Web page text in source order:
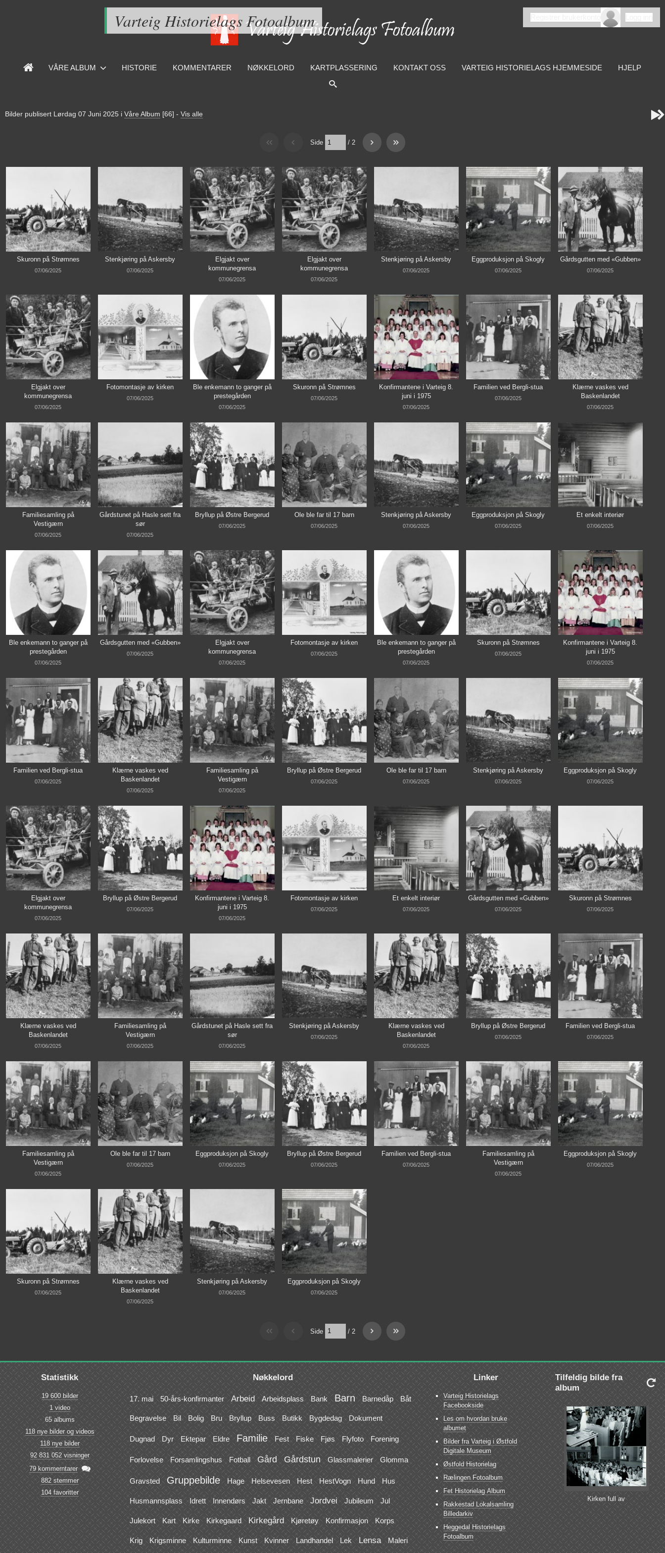
Varteig Historielags Fotoalbum
VÅRE ALBUM HISTORIE KOMMENTARER NØKKELORD KARTPLASSERING KONTAKT OSS VARTEIG HISTORIELAGS HJEMMESIDE HJELP
Bilder publisert Lørdag 07 Juni 2025 i Våre Album [66] - Vis alle 
Side / 2
Skuronn på Strømnes
07/06/2025
Stenkjøring på Askersby
07/06/2025
Elgjakt over
kommunegrensa
07/06/2025
Elgjakt over
kommunegrensa
07/06/2025
Stenkjøring på Askersby
07/06/2025
Eggproduksjon på Skogly
07/06/2025
Gårdsgutten med «Gubben»
07/06/2025
Elgjakt over
kommunegrensa
07/06/2025
Fotomontasje av kirken
07/06/2025
Ble enkemann to ganger på
prestegården
07/06/2025
Skuronn på Strømnes
07/06/2025
Konfirmantene i Varteig 8.
juni i 1975
07/06/2025
Familien ved Bergli-stua
07/06/2025
Klærne vaskes ved
Baskenlandet
07/06/2025
Familiesamling på
Vestigærn
07/06/2025
Gårdstunet på Hasle sett fra
sør
07/06/2025
Bryllup på Østre Bergerud
07/06/2025
Ole ble far til 17 barn
07/06/2025
Stenkjøring på Askersby
07/06/2025
Eggproduksjon på Skogly
07/06/2025
Et enkelt interiør
07/06/2025
Ble enkemann to ganger på
prestegården
07/06/2025
Gårdsgutten med «Gubben»
07/06/2025
Elgjakt over
kommunegrensa
07/06/2025
Fotomontasje av kirken
07/06/2025
Ble enkemann to ganger på
prestegården
07/06/2025
Skuronn på Strømnes
07/06/2025
Konfirmantene i Varteig 8.
juni i 1975
07/06/2025
Familien ved Bergli-stua
07/06/2025
Klærne vaskes ved
Baskenlandet
07/06/2025
Familiesamling på
Vestigærn
07/06/2025
Bryllup på Østre Bergerud
07/06/2025
Ole ble far til 17 barn
07/06/2025
Stenkjøring på Askersby
07/06/2025
Eggproduksjon på Skogly
07/06/2025
Elgjakt over
kommunegrensa
07/06/2025
Bryllup på Østre Bergerud
07/06/2025
Konfirmantene i Varteig 8.
juni i 1975
07/06/2025
Fotomontasje av kirken
07/06/2025
Et enkelt interiør
07/06/2025
Gårdsgutten med «Gubben»
07/06/2025
Skuronn på Strømnes
07/06/2025
Klærne vaskes ved
Baskenlandet
07/06/2025
Familiesamling på
Vestigærn
07/06/2025
Gårdstunet på Hasle sett fra
sør
07/06/2025
Stenkjøring på Askersby
07/06/2025
Klærne vaskes ved
Baskenlandet
07/06/2025
Bryllup på Østre Bergerud
07/06/2025
Familien ved Bergli-stua
07/06/2025
Familiesamling på
Vestigærn
07/06/2025
Ole ble far til 17 barn
07/06/2025
Eggproduksjon på Skogly
07/06/2025
Bryllup på Østre Bergerud
07/06/2025
Familien ved Bergli-stua
07/06/2025
Familiesamling på
Vestigærn
07/06/2025
Eggproduksjon på Skogly
07/06/2025
Skuronn på Strømnes
07/06/2025
Klærne vaskes ved
Baskenlandet
07/06/2025
Stenkjøring på Askersby
07/06/2025
Eggproduksjon på Skogly
07/06/2025
Side / 2
Statistikk
19 600 bilder
1 video
65 albums
118 nye bilder og videos
118 nye bilder
92 831 052 visninger
79 kommerntarer 
882 stemmer
104 favoritter
Nøkkelord
17. mai 50-års-konfirmanter Arbeid Arbeidsplass Bank Barn Barnedåp Båt
Begravelse Bil Bolig Bru Bryllup Buss Butikk Bygdedag Dokument
Dugnad Dyr Ektepar Eldre Familie Fest Fiske Fjøs Flyfoto Forening
Forlovelse Forsamlingshus Fotball Gård Gårdstun Glassmalerier Glomma
Gravsted Gruppebilde Hage Helsevesen Hest HestVogn Hund Hus
Husmannsplass Idrett Innendørs Jakt Jernbane Jordvei Jubileum Jul
Julekort Kart Kirke Kirkegaard Kirkegård Kjøretøy Konfirmasjon Korps
Krig Krigsminne Kulturminne Kunst Kvinner Landhandel Lek Lensa Maleri
Linker
Varteig Historielags
Facebookside
Les om hvordan bruke
albumet
Bilder fra Varteig i Østfold
Digitale Museum
Østfold Historielag
Rælingen Fotoalbum
Fet Historielag Album
Rakkestad Lokalsamling
Billedarkiv
Heggedal Historielags
Fotoalbum
Tilfeldig bilde fra
album

Kirken full av
søndagsskolebarn